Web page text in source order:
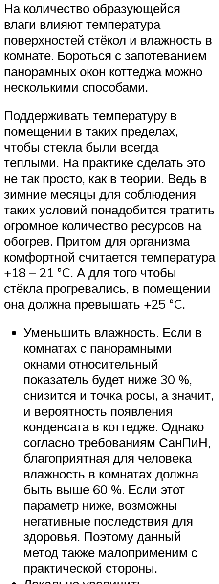
На количество образующейся
влаги влияют температура
поверхностей стёкол и влажность в
комнате. Бороться с запотеванием
панорамных окон коттеджа можно
несколькими способами.
Поддерживать температуру в
помещении в таких пределах,
чтобы стекла были всегда
теплыми. На практике сделать это
не так просто, как в теории. Ведь в
зимние месяцы для соблюдения
таких условий понадобится тратить
огромное количество ресурсов на
обогрев. Притом для организма
комфортной считается температура
+18 – 21 °C. А для того чтобы
стёкла прогревались, в помещении
она должна превышать +25 °C.
Уменьшить влажность. Если в
комнатах с панорамными
окнами относительный
показатель будет ниже 30 %,
снизится и точка росы, а значит,
и вероятность появления
конденсата в коттедже. Однако
согласно требованиям СанПиН,
благоприятная для человека
влажность в комнатах должна
быть выше 60 %. Если этот
параметр ниже, возможны
негативные последствия для
здоровья. Поэтому данный
метод также малоприменим с
практической стороны.